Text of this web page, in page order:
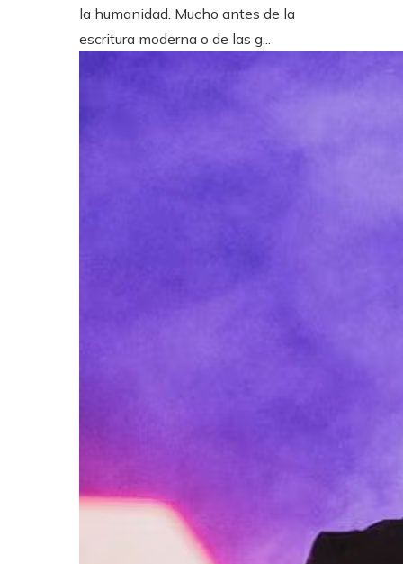
la humanidad. Mucho antes de la
escritura moderna o de las g...